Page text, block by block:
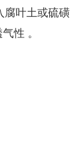
腐叶土或硫磺
性 。